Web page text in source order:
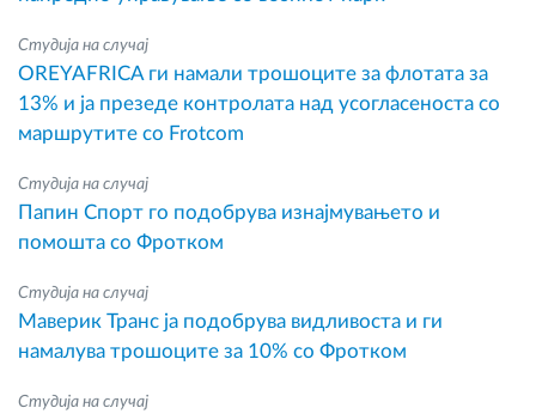
Студија на случај
OREYAFRICA ги намали трошоците за флотата за
13% и ја презеде контролата над усогласеноста со
маршрутите со Frotcom
Студија на случај
Папин Спорт го подобрува изнајмувањето и
помошта со Фротком
Студија на случај
Маверик Транс ја подобрува видливоста и ги
намалува трошоците за 10% со Фротком
Студија на случај